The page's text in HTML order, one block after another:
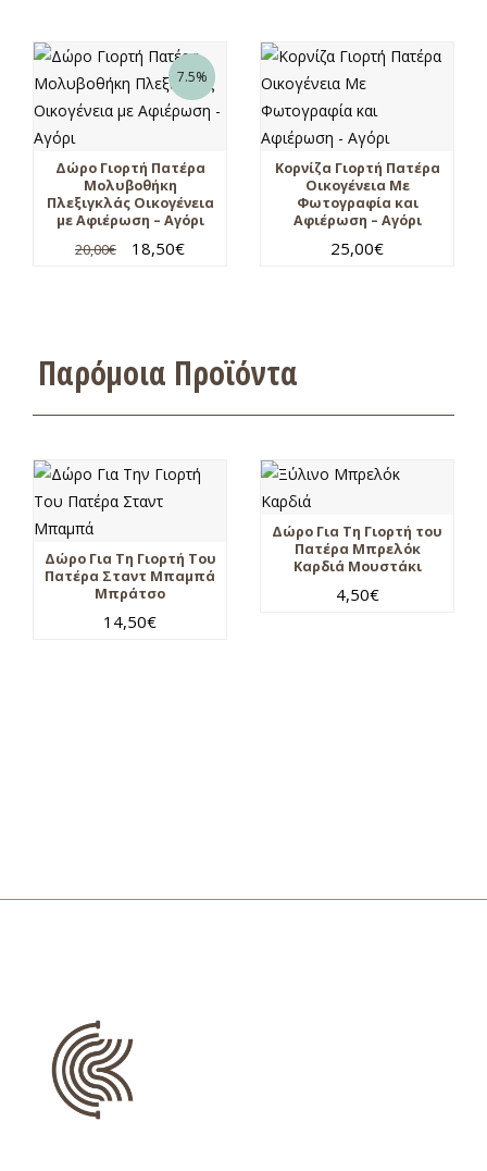
7.5%
Δώρο Γιορτή Πατέρα
Μολυβοθήκη
Πλεξιγκλάς Οικογένεια
με Αφιέρωση – Αγόρι
20,00€ 18,50€
Κορνίζα Γιορτή Πατέρα
Οικογένεια Με
Φωτογραφία και
Αφιέρωση – Αγόρι
25,00€
Παρόμοια Προϊόντα
Δώρο Για Τη Γιορτή Του
Πατέρα Σταντ Μπαμπά
Μπράτσο
14,50€
Δώρο Για Τη Γιορτή του
Πατέρα Μπρελόκ
Καρδιά Μουστάκι
4,50€